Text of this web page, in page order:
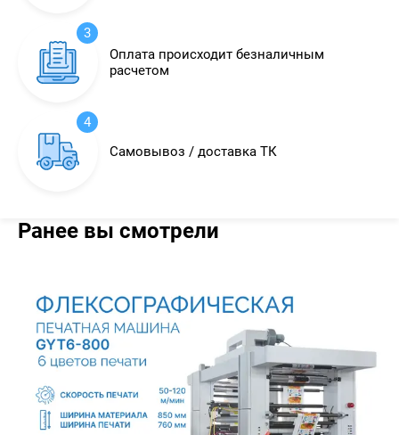
3
Оплата происходит безналичным
расчетом
4
Самовывоз / доставка ТК
Ранее вы смотрели